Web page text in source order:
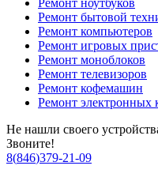
Ремонт ноутбуков
Ремонт бытовой
Ремонт компьютеров
Ремонт игровых
Ремонт моноблоков
Ремонт телевизоров
Ремонт кофемашин
Ремонт электронных
Не нашли своего
Звоните!
8(846)379-21-09